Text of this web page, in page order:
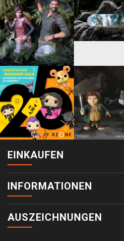
EINKAUFEN
INFORMATIONEN
AUSZEICHNUNGEN